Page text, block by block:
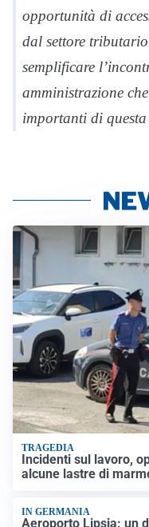
opportunità di
dal settore
semplificare
amministrazione
importanti di
TRAGEDIA
Incidenti sul lavoro,
alcune lastre di
IN GERMANIA
Aeroporto Lipsia: un